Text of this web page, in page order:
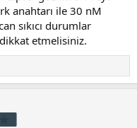
anahtarı ile 30 nM
sıkıcı durumlar
dikkat etmelisiniz.